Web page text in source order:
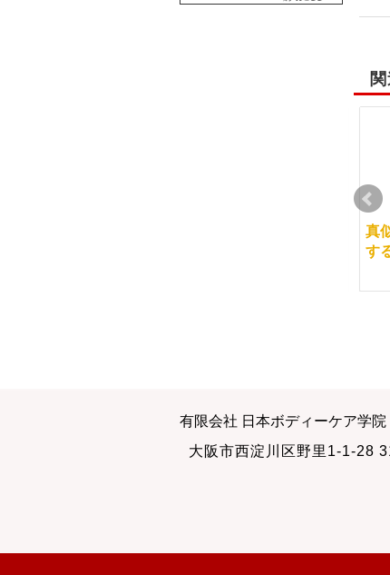
真
す
修了生の声 1
有限会社 日本ボディーケア学院
大阪市西淀川区野里1-1-28